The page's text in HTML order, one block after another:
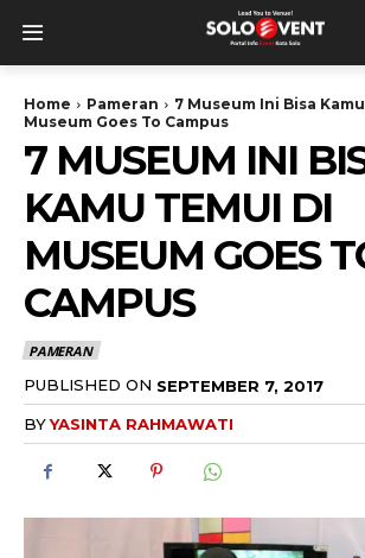
Home Pameran
7 Museum Ini Bisa
Museum Goes To Campus
7 MUSEUM INI
KAMU TEMUI DI
MUSEUM GOES
CAMPUS
PAMERAN
PUBLISHED ON SEPTEMBER 7, 2017
BYYASINTA RAHMAWATI